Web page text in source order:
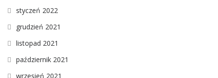
styczeń 2022
grudzień 2021
listopad 2021
październik 2021
wrzesień 2021